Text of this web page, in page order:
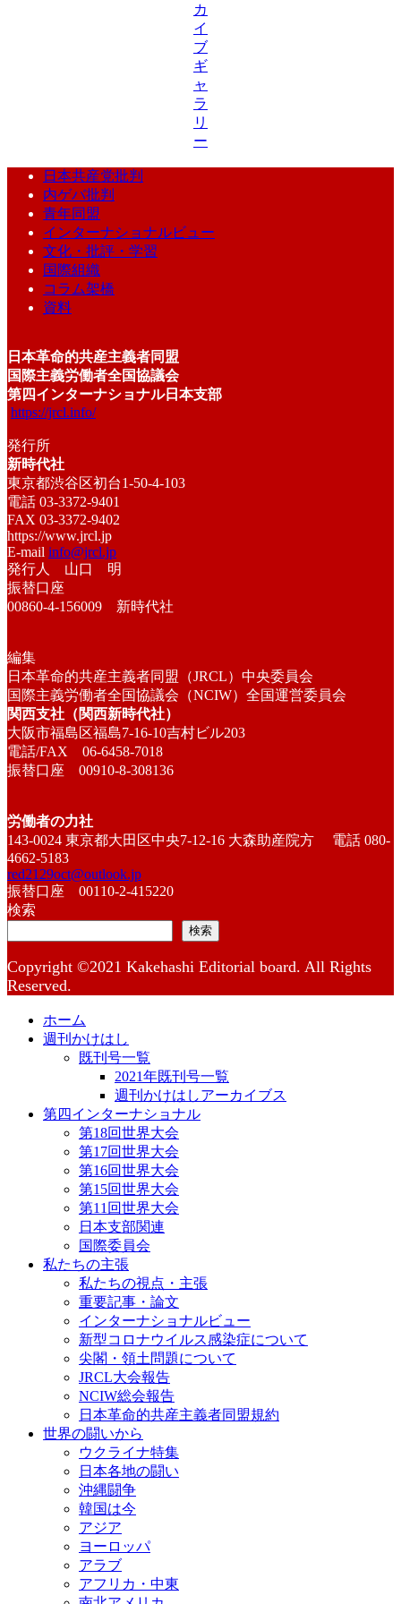
カ
イ
ブ
ギ
ャ
ラ
リ
ー
日本共産党批判
内ゲバ批判
青年同盟
インターナショナルビュー
文化・批評・学習
国際組織
コラム架橋
資料
日本革命的共産主義者同盟
国際主義労働者全国協議会
第四インターナショナル日本支部
https://jrcl.info/
発行所
新時代社
東京都渋谷区初台1-50-4-103
電話 03-3372-9401
FAX 03-3372-9402
https://www.jrcl.jp
E-mail info@jrcl.jp
発行人 山口 明
振替口座
00860-4-156009 新時代社
編集
日本革命的共産主義者同盟（JRCL）中央委員会
国際主義労働者全国協議会（NCIW）全国運営委員会
関西支社（関西新時代社）
大阪市福島区福島7-16-10吉村ビル203
電話/FAX 06-6458-7018
振替口座 00910-8-308136
労働者の力社
143-0024 東京都大田区中央7-12-16 大森助産院方 電話 080-
4662-5183
red2129oct@outlook.jp
振替口座 00110-2-415220
検索
検索
Copyright ©2021 Kakehashi Editorial board. All Rights
Reserved.
ホーム
週刊かけはし
既刊号一覧
2021年既刊号一覧
週刊かけはしアーカイブス
第四インターナショナル
第18回世界大会
第17回世界大会
第16回世界大会
第15回世界大会
第11回世界大会
日本支部関連
国際委員会
私たちの主張
私たちの視点・主張
重要記事・論文
インターナショナルビュー
新型コロナウイルス感染症について
尖閣・領土問題について
JRCL大会報告
NCIW総会報告
日本革命的共産主義者同盟規約
世界の闘いから
ウクライナ特集
日本各地の闘い
沖縄闘争
韓国は今
アジア
ヨーロッパ
アラブ
アフリカ・中東